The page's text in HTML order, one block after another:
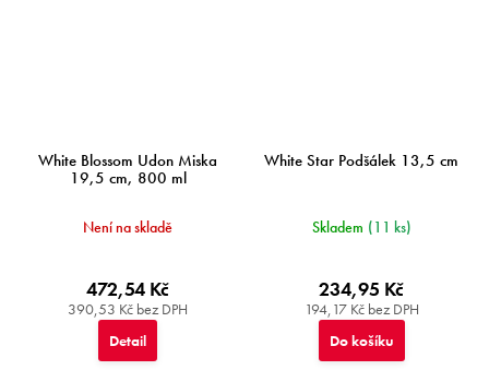
White Blossom Udon Miska
19,5 cm, 800 ml
Není na skladě
390,53 Kč bez DPH
472,54 Kč
Detail
White Star Podšálek 13,5 cm
Skladem (11 ks)
194,17 Kč bez DPH
234,95 Kč
Do košíku